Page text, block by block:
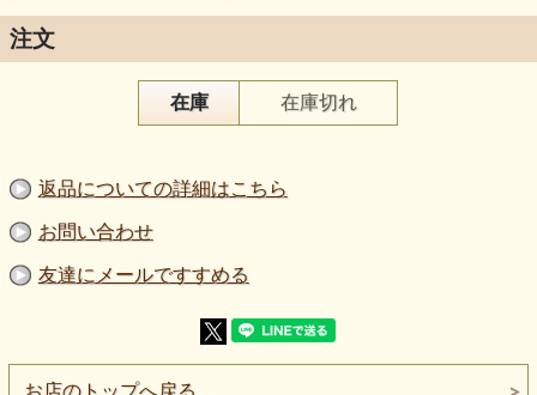
【価 格】600円＋消費税（50cm単位）
【生地幅】155cm
【販売単位】50cm単位になります。
【生地の厚さ】やや薄い〜普通
【生地の伸び】ヨコ方向に伸びる
【ご注意】色味は環境により異なります。厚み・伸びは目安
細かなギンガムチェックの上に、 白と黒の花をフロッキー
注文
在庫 在庫切れ
返品についての詳細はこちら
お問い合わせ
友達にメールですすめる
お店のトップへ戻る